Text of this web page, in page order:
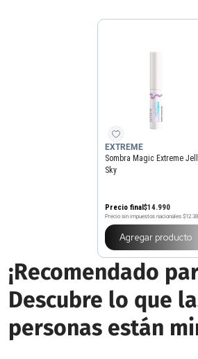
EXTREME
Sombra Magic Extreme
Sky
Precio final$14.990
Precio sin impuestos nacionales
Agregar producto
¡Recomendado
Descubre lo que
personas están